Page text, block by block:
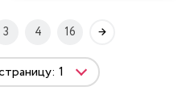
3 4 16